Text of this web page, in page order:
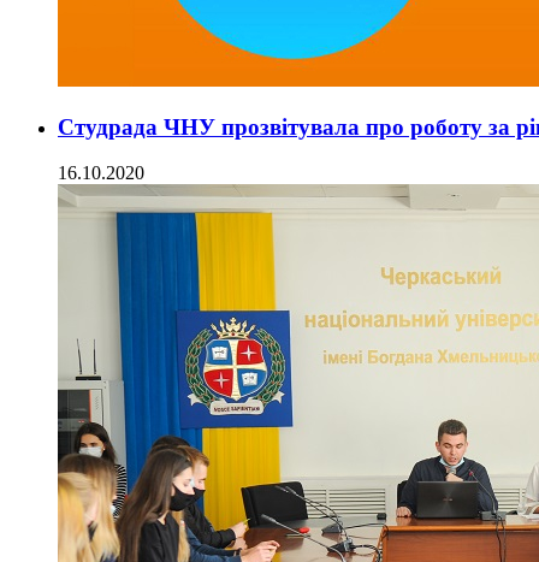
Студрада ЧНУ прозвітувала про роботу за
16.10.2020